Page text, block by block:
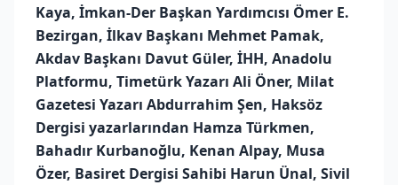
Kaya, İmkan-Der Başkan Yardımcısı Ömer E.
Bezirgan, İlkav Başkanı Mehmet Pamak,
Akdav Başkanı Davut Güler, İHH, Anadolu
Platformu, Timetürk Yazarı Ali Öner, Milat
Gazetesi Yazarı Abdurrahim Şen, Haksöz
Dergisi yazarlarından Hamza Türkmen,
Bahadır Kurbanoğlu, Kenan Alpay, Musa
Özer, Basiret Dergisi Sahibi Harun Ünal, Sivil